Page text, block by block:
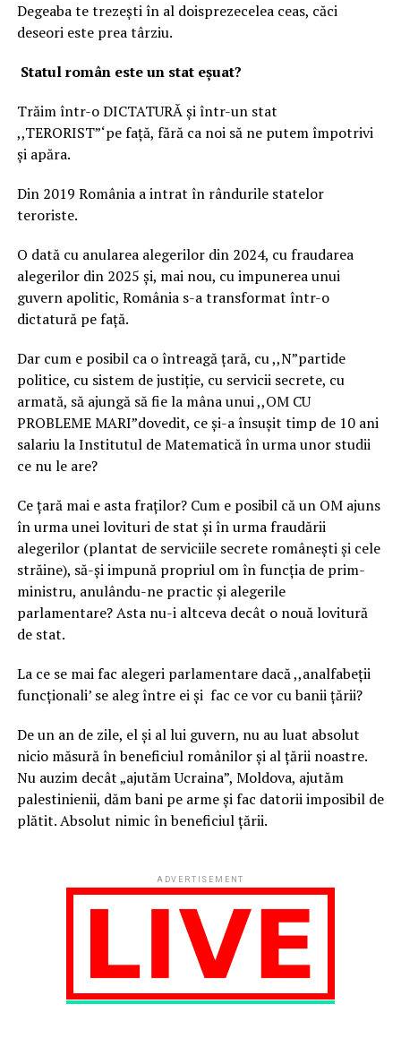
Degeaba te trezești în al doisprezecelea ceas, căci
deseori este prea târziu.
Statul român este un stat eșuat?
Trăim într-o DICTATURĂ și într-un stat
,,TERORIST”‘pe față, fără ca noi să ne putem împotrivi
și apăra.
Din 2019 România a intrat în rândurile statelor
teroriste.
O dată cu anularea alegerilor din 2024, cu fraudarea
alegerilor din 2025 și, mai nou, cu impunerea unui
guvern apolitic, România s-a transformat într-o
dictatură pe față.
Dar cum e posibil ca o întreagă țară, cu ,,N”partide
politice, cu sistem de justiție, cu servicii secrete, cu
armată, să ajungă să fie la mâna unui ,,OM CU
PROBLEME MARI”dovedit, ce și-a însușit timp de 10 ani
salariu la Institutul de Matematică în urma unor studii
ce nu le are?
Ce țară mai e asta fraților? Cum e posibil că un OM ajuns
în urma unei lovituri de stat și în urma fraudării
alegerilor (plantat de serviciile secrete românești și cele
străine), să-și impună propriul om în funcția de prim-
ministru, anulându-ne practic și alegerile
parlamentare? Asta nu-i altceva decât o nouă lovitură
de stat.
La ce se mai fac alegeri parlamentare dacă ,,analfabeții
funcționali’ se aleg între ei și fac ce vor cu banii țării?
De un an de zile, el și al lui guvern, nu au luat absolut
nicio măsură în beneficiul românilor și al țării noastre.
Nu auzim decât „ajutăm Ucraina”, Moldova, ajutăm
palestinienii, dăm bani pe arme și fac datorii imposibil de
plătit. Absolut nimic în beneficiul țării.
ADVERTISEMENT